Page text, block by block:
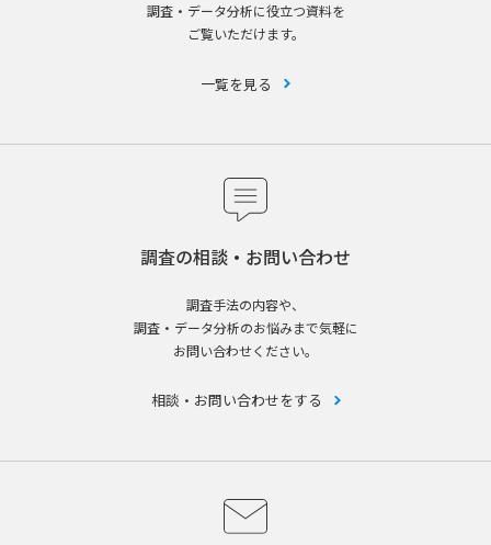
調査・データ分析に役立つ資料を
ご覧いただけます。
一覧を見る
調査の相談・お問い合わせ
調査手法の内容や、
調査・データ分析のお悩みまで気軽に
お問い合わせください。
相談・お問い合わせをする